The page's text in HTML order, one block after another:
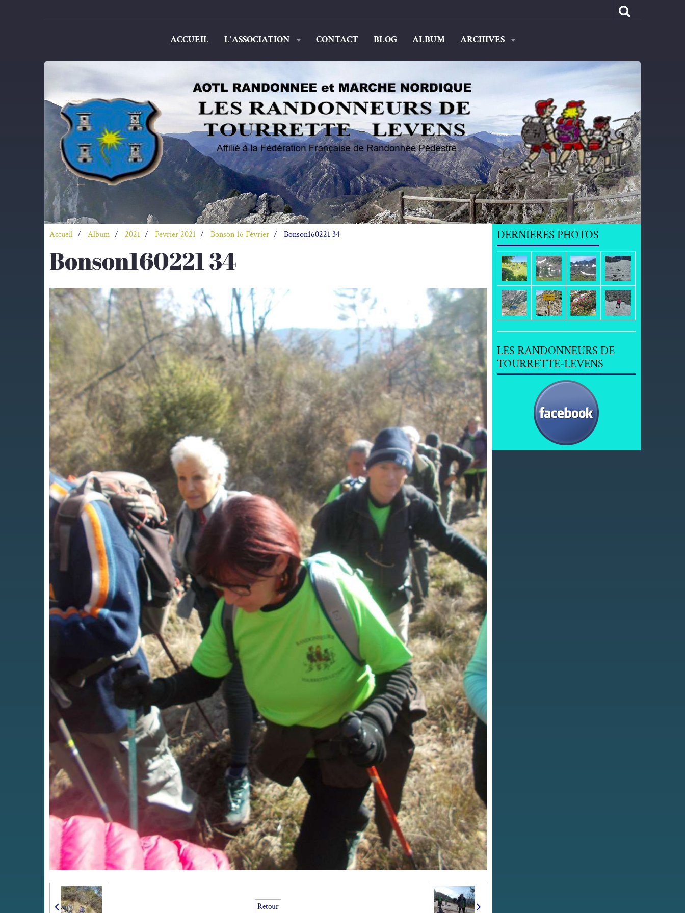
ACCUEIL L'ASSOCIATION CONTACT BLOG ALBUM ARCHIVES
Accueil Album 2021 Fevrier 2021 Bonson 16 Février Bonson160221 34
Bonson160221 34
Retour
DERNIERES PHOTOS
LES RANDONNEURS DE
TOURRETTE-LEVENS